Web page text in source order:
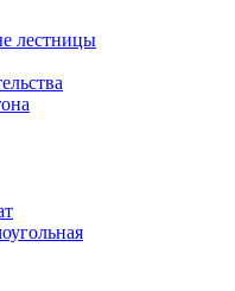
лестницы